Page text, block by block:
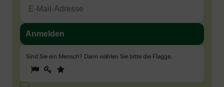
Sind Sie ein Mensch? Dann wählen Sie bitte die Flagge
Sind
Sie
ein
1 2